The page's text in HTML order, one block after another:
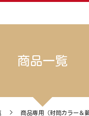
商品一覧
>
商品専用（封筒カラー＆